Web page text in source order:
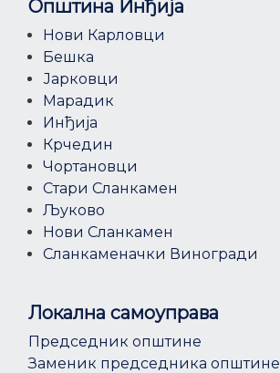
Општина Инђија
Нови Карловци
Бешка
Јарковци
Марадик
Инђија
Крчедин
Чортановци
Стари Сланкамен
Љуково
Нови Сланкамен
Сланкаменачки Виногради
Локална самоуправа
Председник општине
Заменик председника општине